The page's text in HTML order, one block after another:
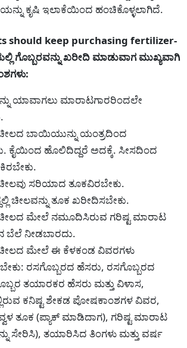
ಕೃಷಿ ಇಲಾಕೆಯಿಂದ ಹಂಚಿಕೊಳ್ಳಲಾಗಿದೆ.
should keep purchasing fertilizer-
ಗೊಬ್ಬರವನ್ನು ಖರೀದಿ ಮಾಡುವಾಗ ಮುಖ್ಯವಾಗಿ
ಯಾವಾಗಲು ಮಾರಾಟಗಾರರಿಂದಲೇ
ಬಾಯಿಯುನ್ನು ಯಂತ್ರದಿಂದ
ಕೈಯಿಂದ ಹೊಲಿದಿದ್ದರೆ ಅದಕ್ಕೆ. ಸೀಸದಿಂದ
ಸರಿಯಾದ ತೂಕವಿರಬೇಕು.
ಚೀಲವನ್ನು ತೂಕ ಖರೀದಿಸಬೇಕು.
ಮೇಲೆ ನಮೂದಿಸಿರುವ ಗರಿಷ್ಟ ಮಾರಾಟ
ಬೆಲೆ ನೀಡಬಾರದು.
ಮೇಲೆ ಈ ಕೆಳಕಂಡ ವಿವರಗಳು
ರಸಗೊಬ್ಬರದ ಹೆಸರು, ರಸಗೊಬ್ಬರದ
ತಯಾರಕರ ಹೆಸರು ಮತ್ತು ವಿಳಾಸ,
ಕನಿಷ್ಟ ಶೇಕಡ ಪೋಷಕಾಂಶಗಳ ವಿವರ,
ತೂಕ (ಪ್ಯಾಕ್ ಮಾಡಿದಾಗ), ಗರಿಷ್ಟ ಮಾರಾಟ
ಸೇರಿಸಿ), ತಯಾರಿಸಿದ ತಿಂಗಳು ಮತ್ತು ವರ್ಷ